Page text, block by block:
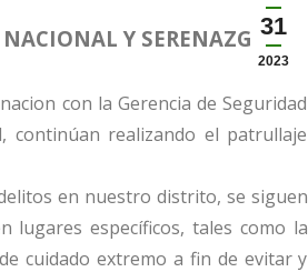
31
2023
Y SERENAZGO
con la Gerencia de Seguridad
continúan realizando el patrullaje
en nuestro distrito, se siguen
lugares específicos, tales como la
cuidado extremo a fin de evitar y